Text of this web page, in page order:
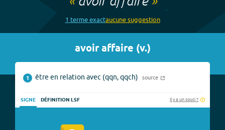
1 termeexactaucunesuggestion
avoir affaire (v.)
1 être en relation avec (qqn, qqch) source
SIGNE DÉFINITION LSF Il y a un souci ?